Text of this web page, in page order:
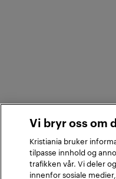
Vi bryr oss om
Kristiania bruker
tilpasse innhold og
trafikken vår. Vi deler
innenfor sosiale